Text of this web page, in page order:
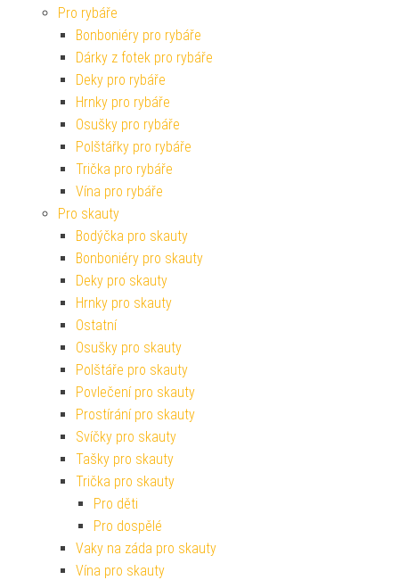
Pro rybáře
Bonboniéry pro rybáře
Dárky z fotek pro rybáře
Deky pro rybáře
Hrnky pro rybáře
Osušky pro rybáře
Polštářky pro rybáře
Trička pro rybáře
Vína pro rybáře
Pro skauty
Bodýčka pro skauty
Bonboniéry pro skauty
Deky pro skauty
Hrnky pro skauty
Ostatní
Osušky pro skauty
Polštáře pro skauty
Povlečení pro skauty
Prostírání pro skauty
Svíčky pro skauty
Tašky pro skauty
Trička pro skauty
Pro děti
Pro dospělé
Vaky na záda pro skauty
Vína pro skauty